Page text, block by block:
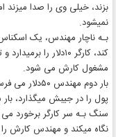
بزند، خیلی وی را صدا میزند
نمیشود.
کند، کارگر ۱۰دلار
مشغول کارش می شود.
بار دوم مهندس
پول را در جیبش میگذارد،
سنگ بـه سر کارگر برخورد می
نگاه میکند و مهندس کارش را